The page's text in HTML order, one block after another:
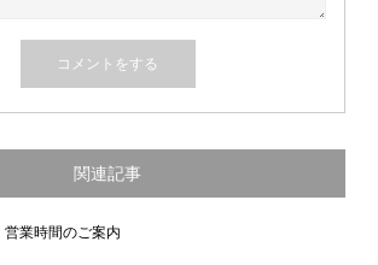
関連記事
営業時間のご案内